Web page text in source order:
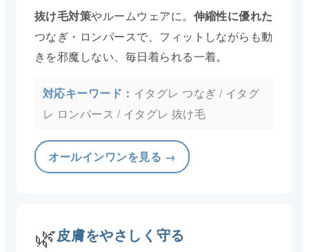
抜け毛対策やルームウェアに。伸縮性に優れた
つなぎ・ロンパースで、フィットしながらも動
きを邪魔しない、毎日着られる一着。
イタグレ つなぎ / イタグ
レ ロンパース / イタグレ 抜け毛
オールインワンを見る →
🌿皮膚をやさしく守る